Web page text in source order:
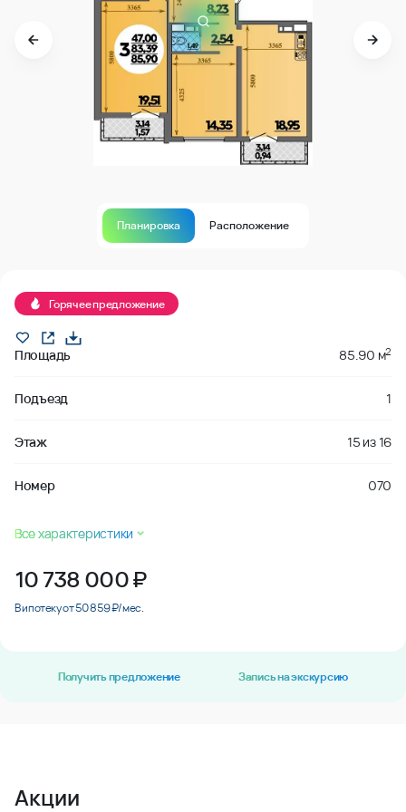
Планировка Расположение
Горячее предложение
Площадь 85.90 м2
Подъезд 1
Этаж 15 из16
Номер 070
Все характеристики
10 738 000₽
В ипотеку от 50 859 ₽/мес.
Получить предложение Запись на экскурсию
Акции